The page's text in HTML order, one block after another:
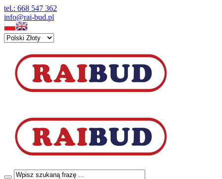
tel.: 668 547 362
info@rai-bud.pl